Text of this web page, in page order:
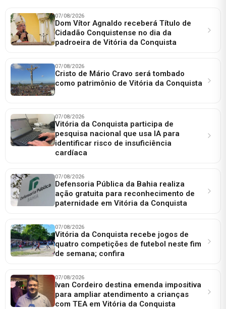
07/08/2026
Dom Vítor Agnaldo receberá Título de
Cidadão Conquistense no dia da
padroeira de Vitória da Conquista
07/08/2026
Cristo de Mário Cravo será tombado
como patrimônio de Vitória da Conquista
07/08/2026
Vitória da Conquista participa de
pesquisa nacional que usa IA para
identificar risco de insuficiência
cardíaca
07/08/2026
Defensoria Pública da Bahia realiza
ação gratuita para reconhecimento de
paternidade em Vitória da Conquista
07/08/2026
Vitória da Conquista recebe jogos de
quatro competições de futebol neste fim
de semana; confira
07/08/2026
Ivan Cordeiro destina emenda impositiva
para ampliar atendimento a crianças
com TEA em Vitória da Conquista